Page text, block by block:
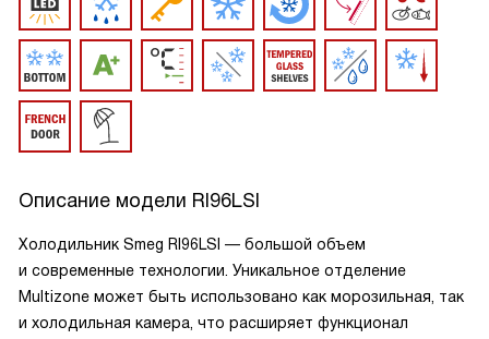
Описание модели RI96LSI
Холодильник Smeg RI96LSI — большой объем
и современные технологии. Уникальное отделение
Multizone может быть использовано как морозильная, так
и холодильная камера, что расширяет функционал